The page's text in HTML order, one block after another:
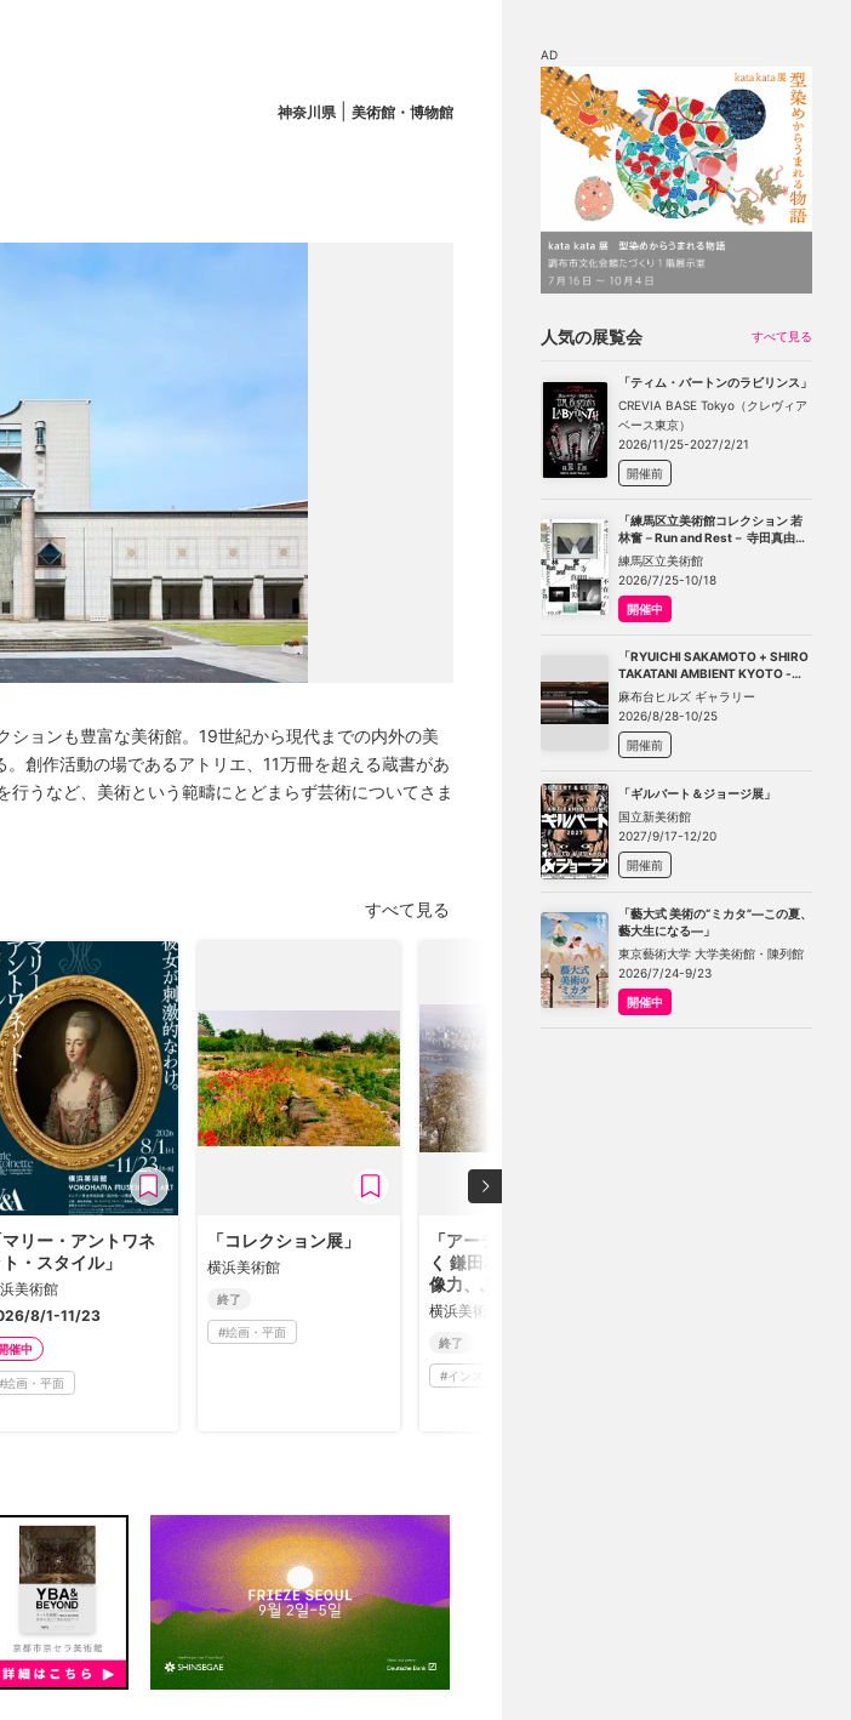
チケット割引
神奈川県 美術館・博物館
ョンも豊富な美術館。19世紀から現代までの内外の美
創作活動の場であるアトリエ、11万冊を超える蔵書があ
うなど、美術という範疇にとどまらず芸術についてさま
すべて見る
マリー・アントワネ
ト・スタイル」
美術館
8/1-11/23
催中
絵画・平面
「コレクション展」
横浜美術館
終了
#絵画・平面
「アーティストとひら
く 鎌田友介展：ある想
像力、ふたつの土地」
横浜美術館
終了
#インスタレーション
AD
人気の展覧会 すべて見る
「ティム・バートンのラビリンス」
CREVIA BASE Tokyo（クレヴィア
ベース東京）
2026/11/25-2027/2/21
開催前
「練馬区立美術館コレクション 若
林奮－Run and Rest－ 寺田真由美
－不在の存在－」
練馬区立美術館
2026/7/25-10/18
開催中
「RYUICHI SAKAMOTO + SHIRO
TAKATANI AMBIENT KYOTO -
TOKYO」
麻布台ヒルズ ギャラリー
2026/8/28-10/25
開催前
「ギルバート＆ジョージ展」
国立新美術館
2027/9/17-12/20
開催前
「藝大式 美術の“ミカタ”―この夏、
藝大生になる―」
東京藝術大学 大学美術館・陳列館
2026/7/24-9/23
開催中